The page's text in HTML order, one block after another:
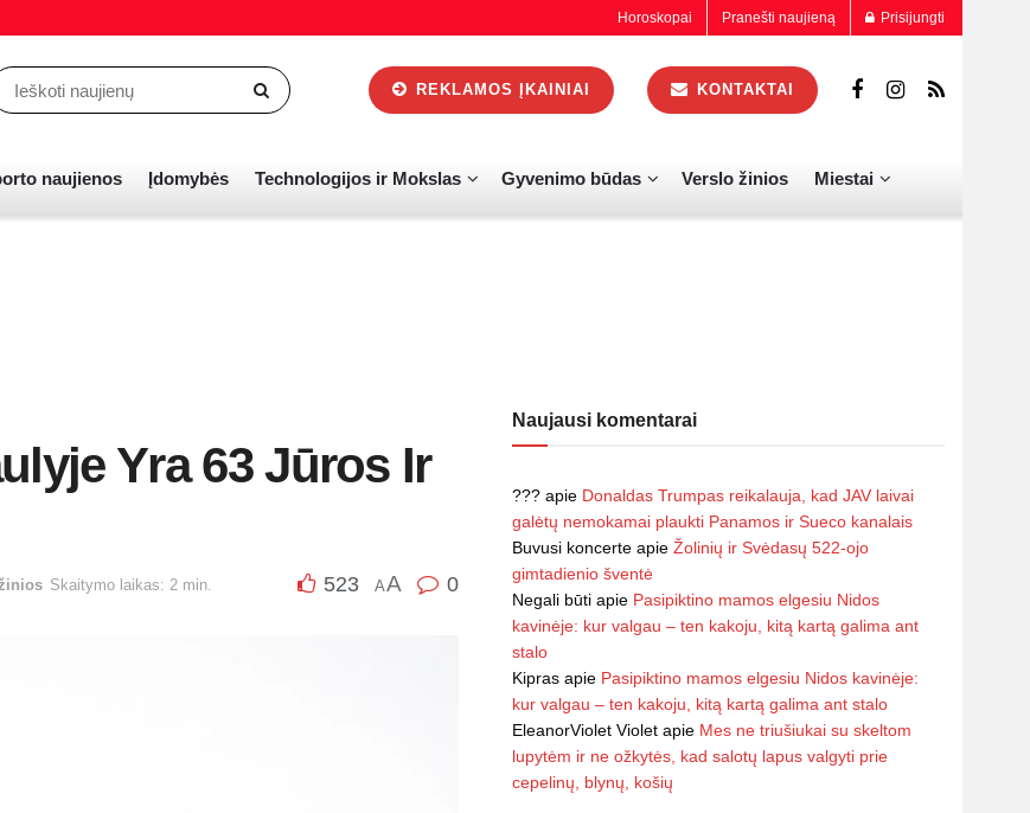
Horoskopai Pranešti naujieną Prisijungti
REKLAMOS ĮKAINIAI KONTAKTAI
naujienos Įdomybės Technologijos ir Mokslas Gyvenimo būdas Verslo žinios Miestai
Yra 63 Jūros Ir
Skaitymo laikas: 2 min. 523 AA 0
Naujausi komentarai
??? apie Donaldas Trumpas reikalauja, kad JAV laivai
galėtų nemokamai plaukti Panamos ir Sueco kanalais
Buvusi koncerte apie Žolinių ir Svėdasų 522-ojo
gimtadienio šventė
Negali būti apie Pasipiktino mamos elgesiu Nidos
kavinėje: kur valgau – ten kakoju, kitą kartą galima ant
stalo
Kipras apie Pasipiktino mamos elgesiu Nidos kavinėje:
kur valgau – ten kakoju, kitą kartą galima ant stalo
EleanorViolet Violet apie Mes ne triušiukai su skeltom
lupytėm ir ne ožkytės, kad salotų lapus valgyti prie
cepelinų, blynų, košių